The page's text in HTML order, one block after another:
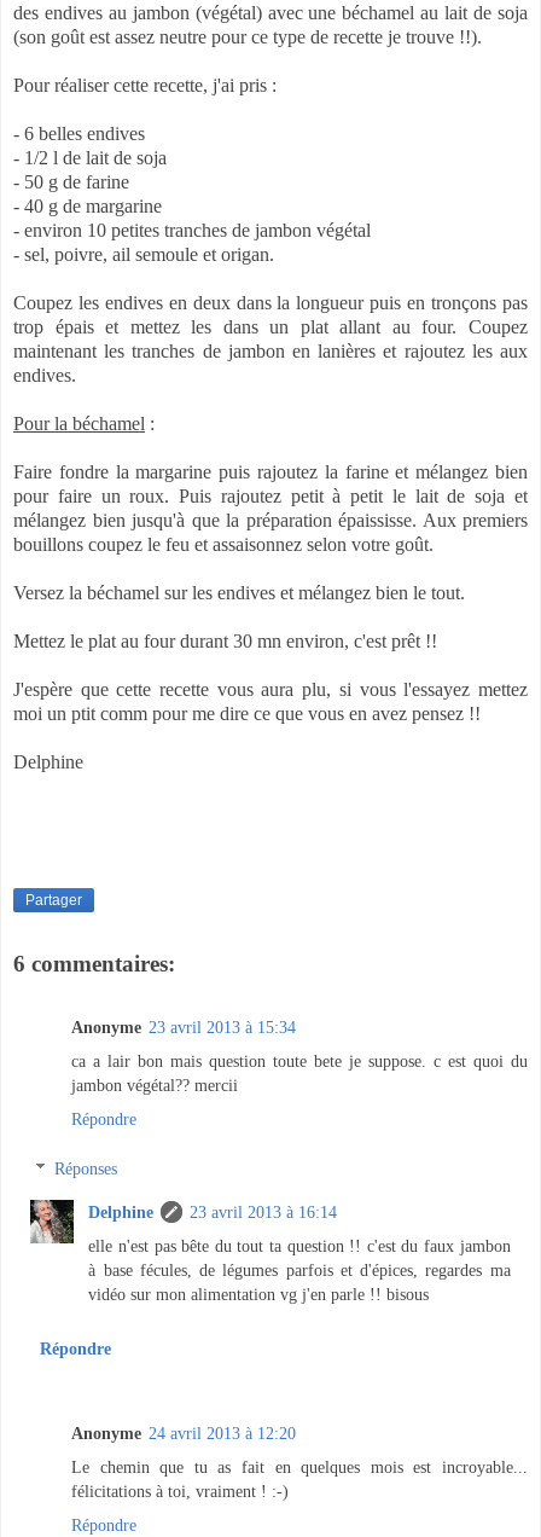
des endives au jambon (végétal) avec une béchamel au lait de soja
(son goût est assez neutre pour ce type de recette je trouve !!).
Pour réaliser cette recette, j'ai pris :
- 6 belles endives
- 1/2 l de lait de soja
- 50 g de farine
- 40 g de margarine
- environ 10 petites tranches de jambon végétal
- sel, poivre, ail semoule et origan.
Coupez les endives en deux dans la longueur puis en tronçons pas
trop épais et mettez les dans un plat allant au four. Coupez
maintenant les tranches de jambon en lanières et rajoutez les aux
endives.
Pour la béchamel :
Faire fondre la margarine puis rajoutez la farine et mélangez bien
pour faire un roux. Puis rajoutez petit à petit le lait de soja et
mélangez bien jusqu'à que la préparation épaississe. Aux premiers
bouillons coupez le feu et assaisonnez selon votre goût.
Versez la béchamel sur les endives et mélangez bien le tout.
Mettez le plat au four durant 30 mn environ, c'est prêt !!
J'espère que cette recette vous aura plu, si vous l'essayez mettez
moi un ptit comm pour me dire ce que vous en avez pensez !!
Delphine
Partager
6 commentaires:
Anonyme 23 avril 2013 à 15:34
ca a lair bon mais question toute bete je suppose. c est quoi du
jambon végétal?? mercii
Répondre
Réponses
Delphine
23 avril 2013 à 16:14
elle n'est pas bête du tout ta question !! c'est du faux jambon
à base fécules, de légumes parfois et d'épices, regardes ma
vidéo sur mon alimentation vg j'en parle !! bisous
Répondre
Anonyme 24 avril 2013 à 12:20
Le chemin que tu as fait en quelques mois est incroyable...
félicitations à toi, vraiment ! :-)
Répondre